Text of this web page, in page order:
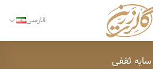
فارسی
سایه ثقفی